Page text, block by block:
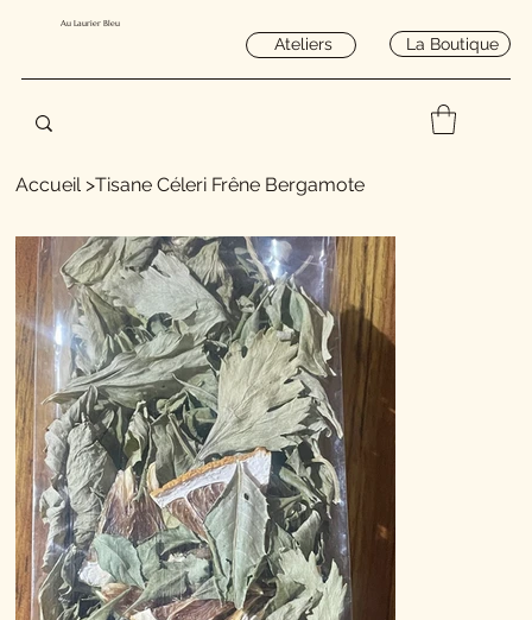
Au Laurier Bleu
Ateliers La Boutique
Accueil >Tisane Céleri Frêne Bergamote